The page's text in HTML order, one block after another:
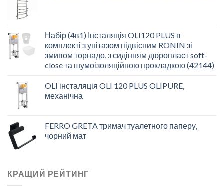
Набір (4в1) Інсталяція OLI120 PLUS в
комплекті з унітазом підвісним RONIN зі
змивом торнадо, з сидінням дюропласт soft-
close та шумоізоляційною прокладкою (42144)
OLI інсталяція OLI 120 PLUS OLIPURE,
механічна
FERRO GRETA тримач туалетного паперу,
чорний мат
КРАЩИЙ РЕЙТИНГ